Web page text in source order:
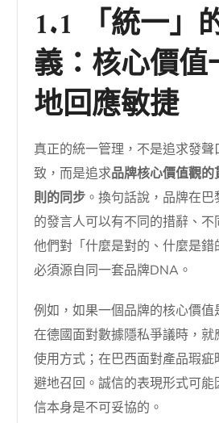
1.1 「統一」
義：核心價
地回應敏捷
真正的統一管理，不是追求發
致，而是追求品牌核心價值觀的
則的同步 。換句話說，品牌在
的發言人可以有不同的措辭、
他們對「什麼是對的、什麼是錯
必須源自同一套品牌DNA。
例如，如果一個品牌的核心價
在德國面對數據隱私爭議時，
使用方式；在巴西面對產品瑕
避地召回。誠信的表現形式可
信本身是不可妥協的。